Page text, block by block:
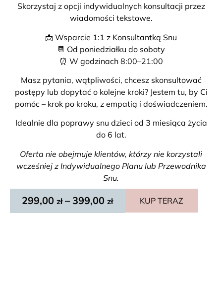
Skorzystaj z opcji indywidualnych konsultacji przez
wiadomości tekstowe.
📩 Wsparcie 1:1 z Konsultantką Snu
📆 Od poniedziałku do soboty
⏰ W godzinach 8:00–21:00
Masz pytania, wątpliwości, chcesz skonsultować
postępy lub dopytać o kolejne kroki? Jestem tu, by Ci
pomóc – krok po kroku, z empatią i doświadczeniem.
Idealnie dla poprawy snu dzieci od 3 miesiąca życia
do 6 lat.
Oferta nie obejmuje klientów, którzy nie korzystali
wcześniej z Indywidualnego Planu lub Przewodnika
Snu.
299,00 zł – 399,00 zł KUP TERAZ